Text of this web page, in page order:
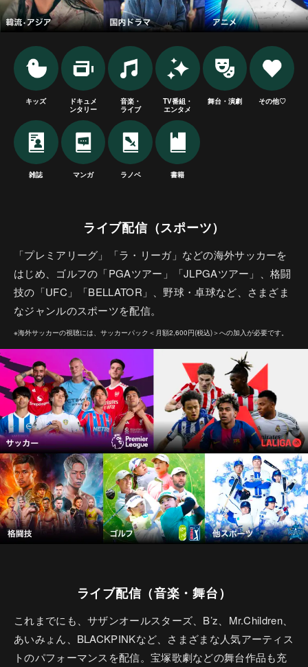
キッズ
ドキュメ
ンタリー
音楽・
ライブ
TV番組・
エンタメ
舞台・演劇 その他♡
雑誌 マンガ ラノベ 書籍
ライブ配信（スポーツ）
「プレミアリーグ」「ラ・リーガ」などの海外サッカーを
はじめ、ゴルフの「PGAツアー」「JLPGAツアー」、格闘
技の「UFC」「BELLATOR」、野球・卓球など、さまざま
なジャンルのスポーツを配信。
※海外サッカーの視聴には、サッカーパック＜月額2,600円(税込)＞への加入が必要です。
ライブ配信（音楽・舞台）
これまでにも、サザンオールスターズ、B’z、Mr.Children、
あいみょん、BLACKPINKなど、さまざまな人気アーティス
トのパフォーマンスを配信。宝塚歌劇などの舞台作品も充